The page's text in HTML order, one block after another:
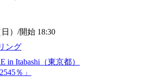
） /開始 18:30
ング
in Itabashi（東京都）
％」